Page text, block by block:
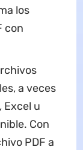
los
con
a veces
Excel u
Con
PDF a